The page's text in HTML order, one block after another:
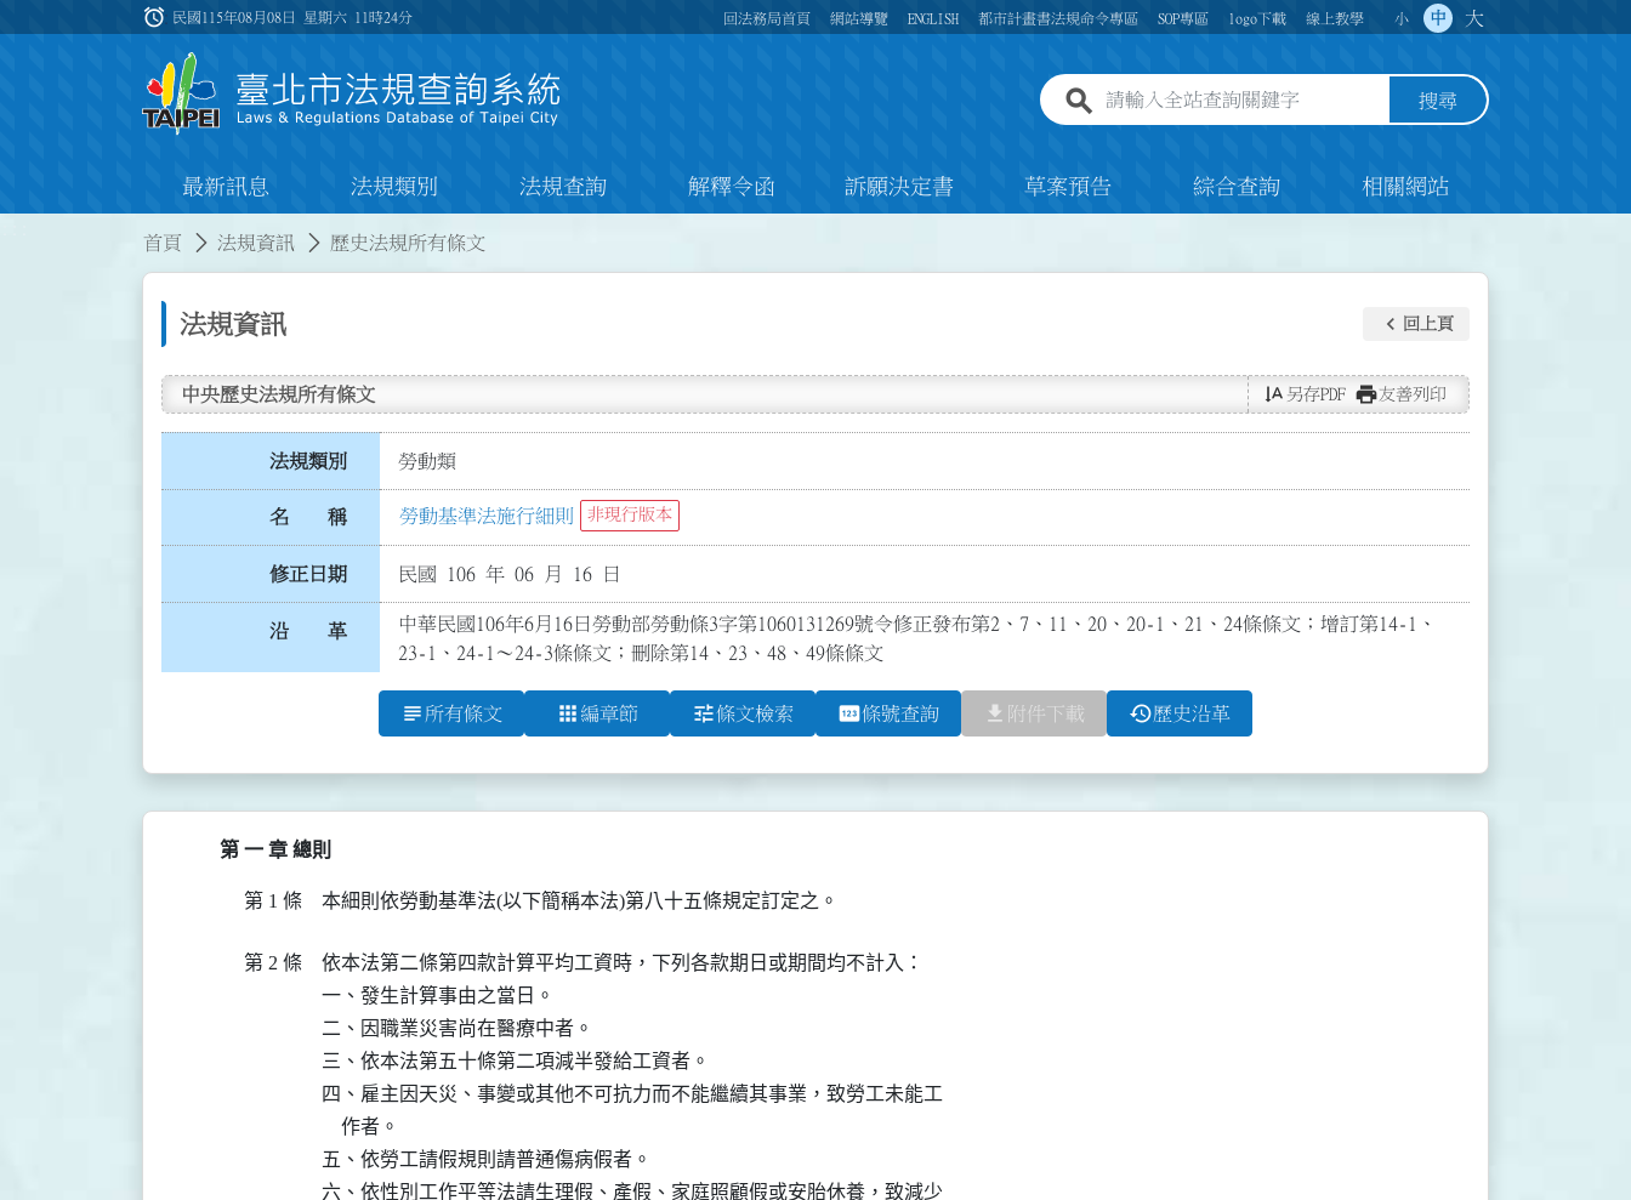
:::
alarm 民國115年08月08日 星期六 11時24分 回法務局首頁 網站導覽 ENGLISH 都市計畫書法規命令專區 SOP專區 logo下載 線上教學 小 中 大
全站查詢關鍵字欄位 搜尋
最新訊息 法規類別 法規查詢 解釋令函 訴願決定書 草案預告 綜合查詢 相關網站
首頁 法規資訊 歷史法規所有條文
法規資訊 keyboard_arrow_left 回上頁
中央歷史法規所有條文 text_rotate_vertical 另存PDF print友善列印
法規類別 勞動類
名 稱 勞動基準法施行細則 非現行版本
修正日期 民國 106 年 06 月 16 日
沿 革
中華民國106年6月16日勞動部勞動條3字第1060131269號令修正發布第2、7、11、20、20-1、21、24條條文；增訂第14-1、
23-1、24-1～24-3條條文；刪除第14、23、48、49條條文
subject 所有條文 apps 編章節 tune條文檢索 pin條號查詢 file_download 附件下載 history歷史沿革
第 一 章 總則
第 1 條 本細則依勞動基準法(以下簡稱本法)第八十五條規定訂定之。
第 2 條
依本法第二條第四款計算平均工資時，下列各款期日或期間均不計入：
一、發生計算事由之當日。
二、因職業災害尚在醫療中者。
三、依本法第五十條第二項減半發給工資者。
四、雇主因天災、事變或其他不可抗力而不能繼續其事業，致勞工未能工
    作者。
五、依勞工請假規則請普通傷病假者。
六、依性別工作平等法請生理假、產假、家庭照顧假或安胎休養，致減少